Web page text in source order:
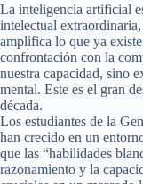
La inteligencia artificial
intelectual
amplifica lo que ya
confrontación con la
nuestra capacidad, sino
mental. Este es el gran
década.
Los estudiantes de la
han crecido en un
que las “habilidades
razonamiento y la